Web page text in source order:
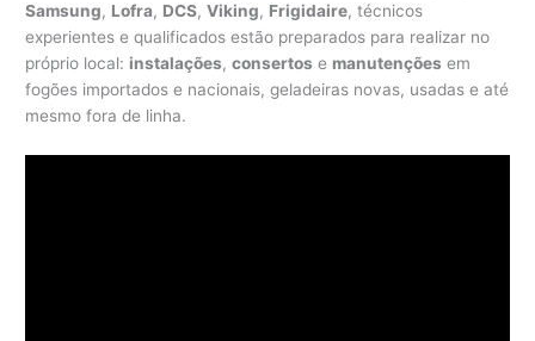
Samsung, Lofra, DCS,Viking, Frigidaire, técnicos
experientes e qualificados estão preparados para realizar no
próprio local: instalações,consertos e manutenções em
fogões importados e nacionais, geladeiras novas, usadas e até
mesmo fora de linha.